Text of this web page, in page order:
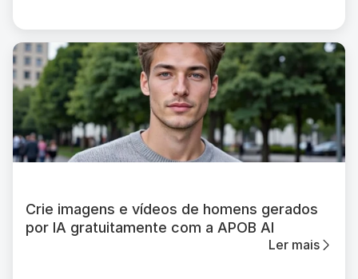
Crie imagens e vídeos de homens gerados
por IA gratuitamente com a APOB AI
Ler mais